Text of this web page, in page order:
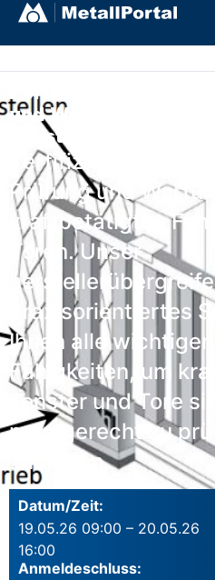
Zertifizierte
und Wartung von
Fenstern, Türen und
Zertifizierte
Prüfung und
kraftbetätigten
Toren. Unser
praxisorientiertes
Ihnen alle wichtigen
Fähigkeiten, um
Fenster und Tore
normgerecht zu
zu halten.
Datum/Zeit:
19.05.26 09:00 – 20.05.26
16:00
Anmeldeschluss: